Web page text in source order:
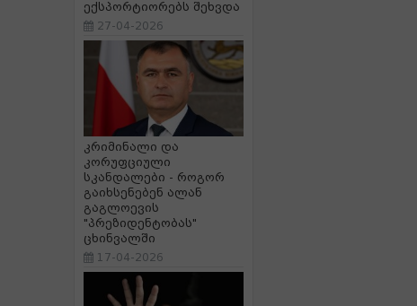
ექსპორტიორებს შეხვდა
27-04-2026
კრიმინალი და
კორუფციული
სკანდალები - როგორ
გაიხსენებენ ალან
გაგლოევის
"პრეზიდენტობას"
ცხინვალში
17-04-2026